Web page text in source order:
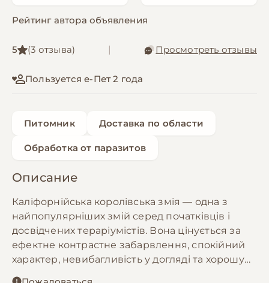
Рейтинг автора объявления
5 (3 отзыва) Просмотреть отзывы
Пользуется е-Пет 2 года
Питомник Доставка по области
Обработка от паразитов
Описание
Каліфорнійська королівська змія — одна з
найпопулярніших змій серед початківців і
досвідчених тераріумістів. Вона цінується за
ефектне контрастне забарвлення, спокійний
характер, невибагливість у догляді та хорошу